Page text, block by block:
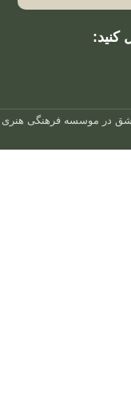
کنید:
در موسسه فرهنگی هنری